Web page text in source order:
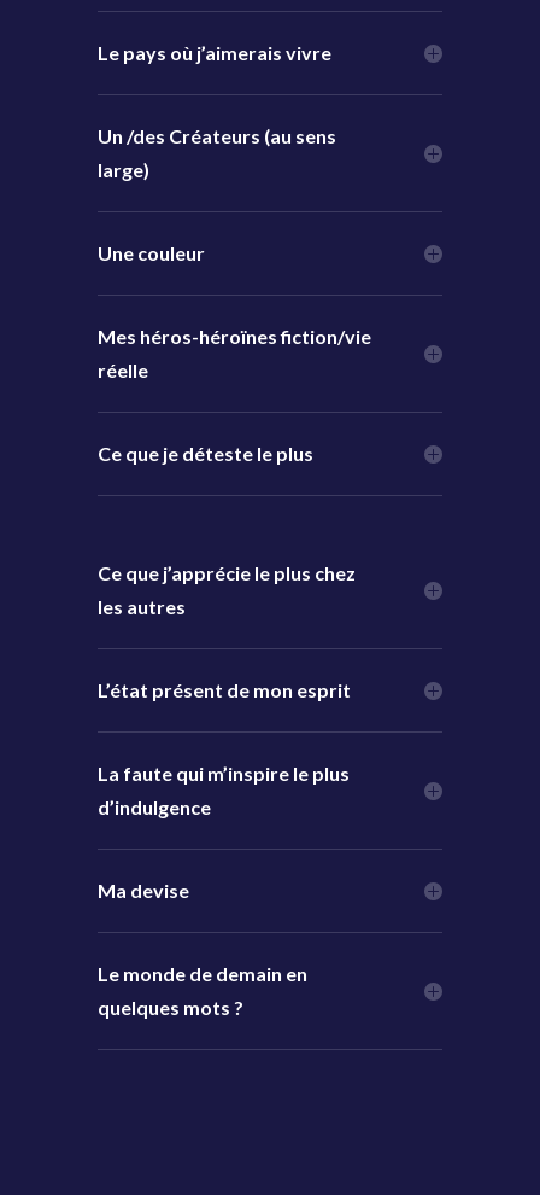
Le pays où j’aimerais vivre
Un /des Créateurs (au sens
large)
Une couleur
Mes héros-héroïnes fiction/vie
réelle
Ce que je déteste le plus
Ce que j’apprécie le plus chez
les autres
L’état présent de mon esprit
La faute qui m’inspire le plus
d’indulgence
Ma devise
Le monde de demain en
quelques mots ?